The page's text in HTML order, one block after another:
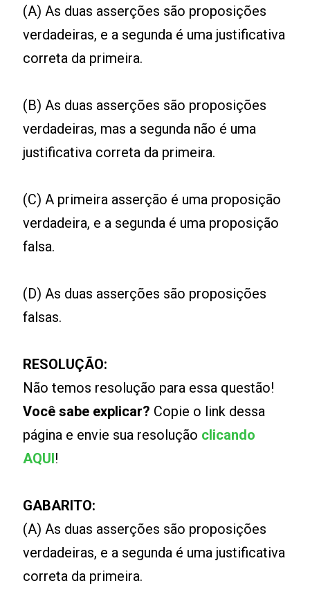
(A) As duas asserções são proposições
verdadeiras, e a segunda é uma justificativa
correta da primeira.
(B) As duas asserções são proposições
verdadeiras, mas a segunda não é uma
justificativa correta da primeira.
(C) A primeira asserção é uma proposição
verdadeira, e a segunda é uma proposição
falsa.
(D) As duas asserções são proposições
falsas.
RESOLUÇÃO:
Não temos resolução para essa questão!
Você sabe explicar? Copie o link dessa
página e envie sua resolução clicando
AQUI!
GABARITO:
(A) As duas asserções são proposições
verdadeiras, e a segunda é uma justificativa
correta da primeira.